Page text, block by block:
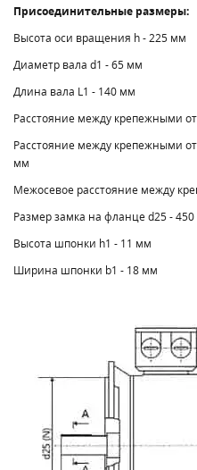
Присоединительные размеры:
Высота оси вращения h - 225 мм
Диаметр вала d1 - 65 мм
Длина вала L1 - 140 мм
Расстояние между крепежными
Расстояние между крепежными
мм
Межосевое расстояние между
Размер замка на фланце d25 -
Высота шпонки h1 - 11 мм
Ширина шпонки b1 - 18 мм